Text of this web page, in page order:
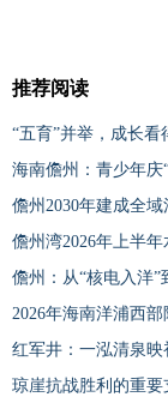
推荐阅读
“五育”并举，成长看
海南儋州：青少年庆
儋州2030年建成全
儋州湾2026年上半
儋州：从“核电入洋”
2026年海南洋浦西
红军井：一泓清泉映
琼崖抗战胜利的重要